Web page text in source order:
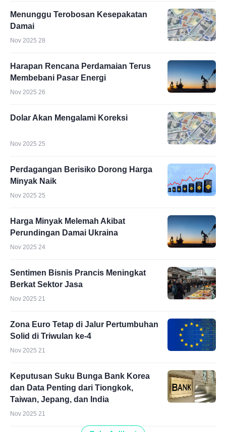
Menunggu Terobosan Kesepakatan
Damai
Nov 2025 28
Harapan Rencana Perdamaian Terus
Membebani Pasar Energi
Nov 2025 26
Dolar Akan Mengalami Koreksi
Nov 2025 25
Perdagangan Berisiko Dorong Harga
Minyak Naik
Nov 2025 25
Harga Minyak Melemah Akibat
Perundingan Damai Ukraina
Nov 2025 24
Sentimen Bisnis Prancis Meningkat
Berkat Sektor Jasa
Nov 2025 21
Zona Euro Tetap di Jalur Pertumbuhan
Solid di Triwulan ke-4
Nov 2025 21
Keputusan Suku Bunga Bank Korea
dan Data Penting dari Tiongkok,
Taiwan, Jepang, dan India
Nov 2025 21